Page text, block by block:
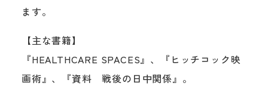
ます。
【主な書籍】
『HEALTHCARE SPACES』、『ヒッチコック映
画術』、『資料 戦後の日中関係』。